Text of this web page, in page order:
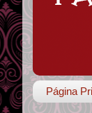
Página